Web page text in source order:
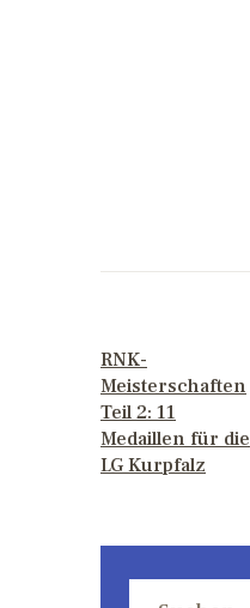
RNK-
Meisterschaften
Teil 2: 11
Medaillen für die
LG Kurpfalz